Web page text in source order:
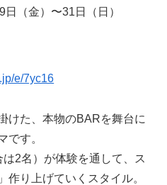
（金）〜31日（日）
e/7yc16
けた、本物のBARを舞台に
です。
2名）が体験を通して、ス
作り上げていくスタイル。